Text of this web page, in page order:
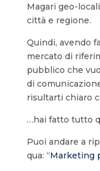
Magari geo-
città e regione.
Quindi, avendo
mercato di
pubblico che
di
risultarti chiaro
…hai fatto tutto
Puoi andare a
qua: “Marketing